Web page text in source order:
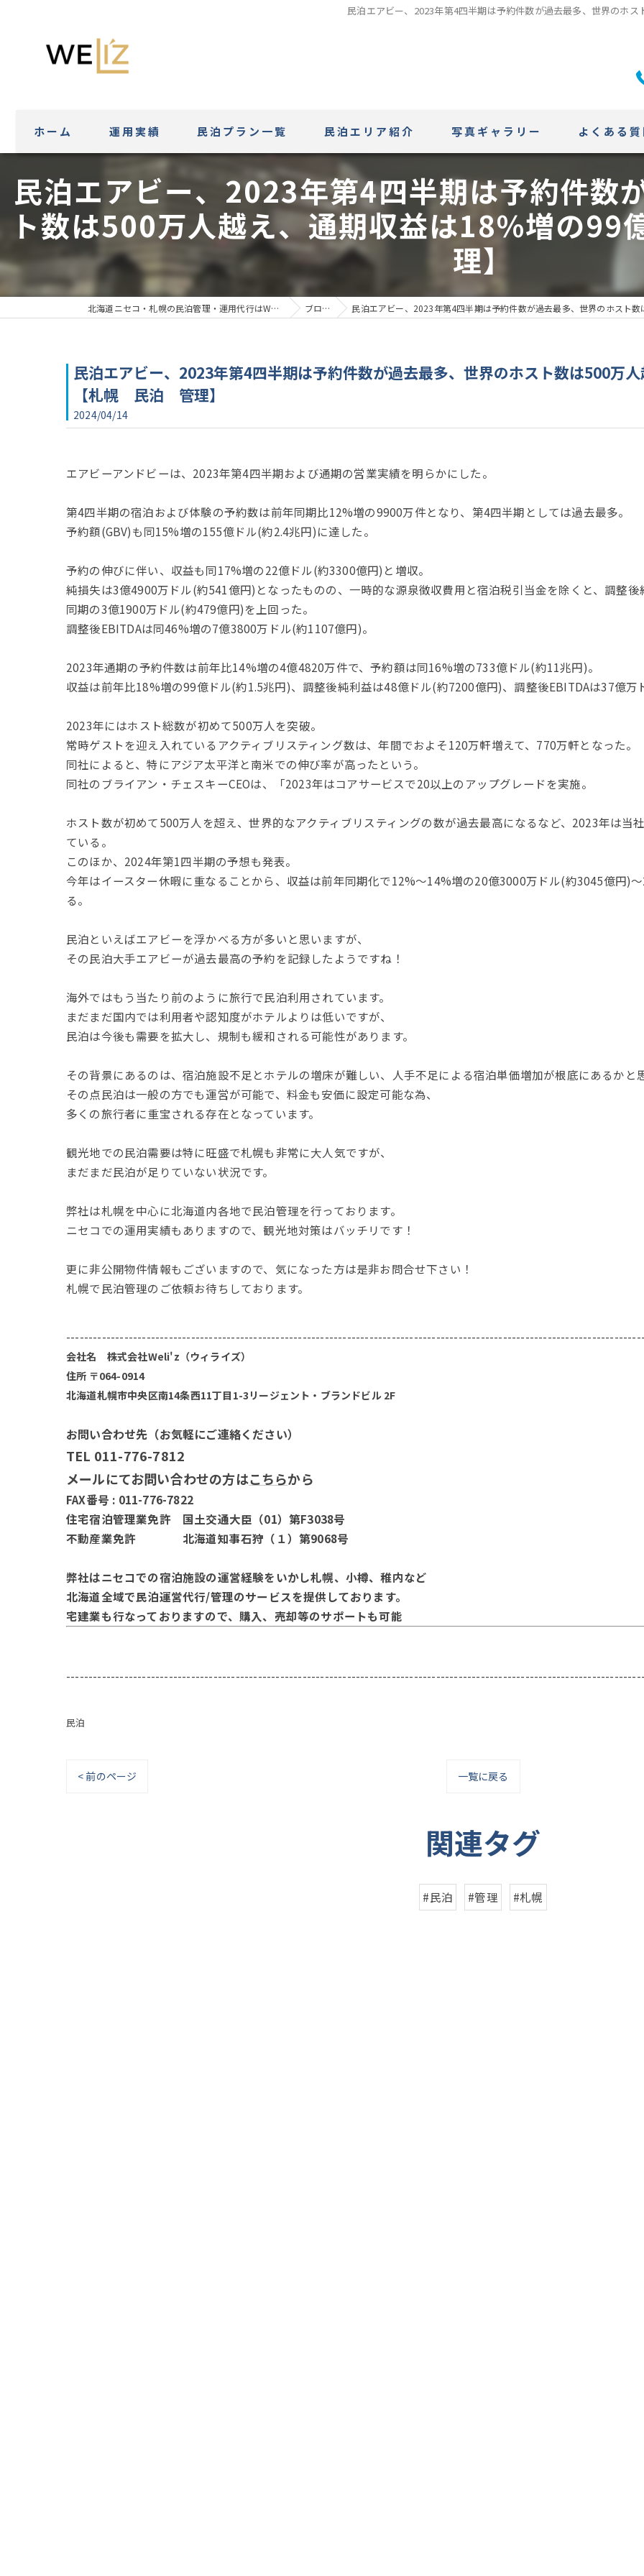
民泊エアビー、2023年第4四半期は予約件数が過去最多、世界のホ
ホーム 運用実績 民泊プラン一覧 民泊エリア紹介
ニセコエリア
札幌エリアの特性
写真ギャラリー よくある質
民泊エアビー、2023年第4四半期は予約件数
ト数は500万人越え、通期収益は18%増の
理】
北海道ニセコ・札幌の民泊管理・運用代行はWeli'z ブログ 民泊エアビー、2023年第4四半期は予約件数が過去最多、世界のホスト数
民泊エアビー、2023年第4四半期は予約件数が過去最多、世界のホスト数は500万
【札幌 民泊 管理】
2024/04/14
エアビーアンドビーは、2023年第4四半期および通期の営業実績を明らかにした。
第4四半期の宿泊および体験の予約数は前年同期比12%増の9900万件となり、第4四半期としては過去最多。
予約額(GBV)も同15%増の155億ドル(約2.4兆円)に達した。
予約の伸びに伴い、収益も同17%増の22億ドル(約3300億円)と増収。
純損失は3億4900万ドル(約541億円)となったものの、一時的な源泉徴収費用と宿泊税引当金を除くと、調整
同期の3億1900万ドル(約479億円)を上回った。
調整後EBITDAは同46%増の7億3800万ドル(約1107億円)。
2023年通期の予約件数は前年比14%増の4億4820万件で、予約額は同16%増の733億ドル(約11兆円)。
収益は前年比18%増の99億ドル(約1.5兆円)、調整後純利益は48億ドル(約7200億円)、調整後EBITDAは37億万
2023年にはホスト総数が初めて500万人を突破。
常時ゲストを迎え入れているアクティブリスティング数は、年間でおよそ120万軒増えて、770万軒となった。
同社によると、特にアジア太平洋と南米での伸び率が高ったという。
同社のブライアン・チェスキーCEOは、「2023年はコアサービスで20以上のアップグレードを実施。
ホスト数が初めて500万人を超え、世界的なアクティブリスティングの数が過去最高になるなど、2023年は当
ている。
このほか、2024年第1四半期の予想も発表。
今年はイースター休暇に重なることから、収益は前年同期化で12%～14%増の20億3000万ドル(約3045億円)
る。
民泊といえばエアビーを浮かべる方が多いと思いますが、
その民泊大手エアビーが過去最高の予約を記録したようですね！
海外ではもう当たり前のように旅行で民泊利用されています。
まだまだ国内では利用者や認知度がホテルよりは低いですが、
民泊は今後も需要を拡大し、規制も緩和される可能性があります。
その背景にあるのは、宿泊施設不足とホテルの増床が難しい、人手不足による宿泊単価増加が根底にあるかと
その点民泊は一般の方でも運営が可能で、料金も安価に設定可能な為、
多くの旅行者に重宝される存在となっています。
観光地での民泊需要は特に旺盛で札幌も非常に大人気ですが、
まだまだ民泊が足りていない状況です。
弊社は札幌を中心に北海道内各地で民泊管理を行っております。
ニセコでの運用実績もありますので、観光地対策はバッチリです！
更に非公開物件情報もございますので、気になった方は是非お問合せ下さい！
札幌で民泊管理のご依頼お待ちしております。
会社名 株式会社Weli'z（ウィライズ）
住所 〒064-0914
北海道札幌市中央区南14条西11丁目1-3リージェント・ブランドビル 2F
お問い合わせ先（お気軽にご連絡ください）
TEL 011-776-7812
メールにてお問い合わせの方はこちらから
FAX番号 : 011-776-7822
住宅宿泊管理業免許 国土交通大臣（01）第F3038号
不動産業免許 北海道知事石狩（１）第9068号
弊社はニセコでの宿泊施設の運営経験をいかし札幌、小樽、稚内など
北海道全域で民泊運営代行/管理のサービスを提供しております。
宅建業も行なっておりますので、購入、売却等のサポートも可能
民泊
< 前のページ 一覧に戻る
関連タグ
#民泊 #管理 #札幌